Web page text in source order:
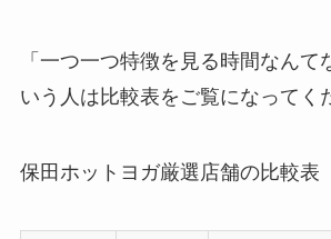
「一つ一つ特徴を見る時間なんて
いう人は比較表をご覧になってく
保田ホットヨガ厳選店舗の比較表